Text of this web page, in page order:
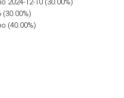
2024-12-10 (30.00%)
(40.00%)